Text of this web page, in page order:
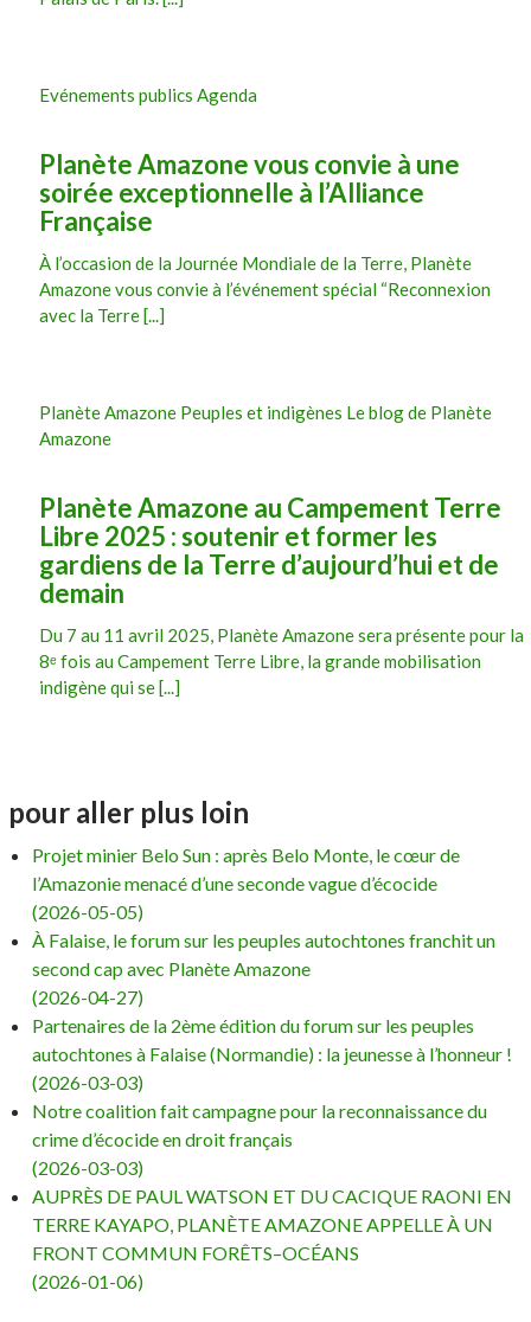
Evénements publics Agenda
Planète Amazone vous convie à une
soirée exceptionnelle à l’Alliance
Française
À l’occasion de la Journée Mondiale de la Terre, Planète
Amazone vous convie à l’événement spécial “Reconnexion
avec la Terre [...]
Planète Amazone Peuples et indigènes Le blog de Planète
Amazone
Planète Amazone au Campement Terre
Libre 2025 : soutenir et former les
gardiens de la Terre d’aujourd’hui et de
demain
Du 7 au 11 avril 2025, Planète Amazone sera présente pour la
8ᵉ fois au Campement Terre Libre, la grande mobilisation
indigène qui se [...]
pour aller plus loin
Projet minier Belo Sun : après Belo Monte, le cœur de
l’Amazonie menacé d’une seconde vague d’écocide
(2026-05-05)
À Falaise, le forum sur les peuples autochtones franchit un
second cap avec Planète Amazone
(2026-04-27)
Partenaires de la 2ème édition du forum sur les peuples
autochtones à Falaise (Normandie) : la jeunesse à l’honneur !
(2026-03-03)
Notre coalition fait campagne pour la reconnaissance du
crime d’écocide en droit français
(2026-03-03)
AUPRÈS DE PAUL WATSON ET DU CACIQUE RAONI EN
TERRE KAYAPO, PLANÈTE AMAZONE APPELLE À UN
FRONT COMMUN FORÊTS–OCÉANS
(2026-01-06)